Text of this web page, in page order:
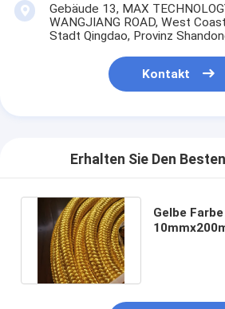
Gebäude 13, MAX
WANGJIANG ROAD, West
Stadt Qingdao, Provinz
Kontakt
Erhalten Sie Den
Gelbe